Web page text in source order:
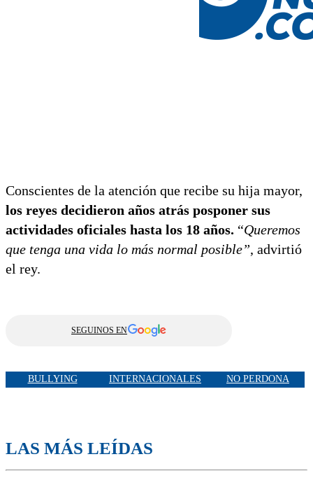
Conscientes de la atención que recibe su hija mayor,
los reyes decidieron años atrás posponer sus
actividades oficiales hasta los 18 años. “Queremos
que tenga una vida lo más normal posible”, advirtió
el rey.
SEGUINOS EN
BULLYING INTERNACIONALES NO PERDONA
LAS MÁS LEÍDAS